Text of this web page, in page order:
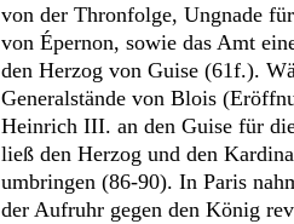
von der Thronfolge, Ungnade
von Épernon, sowie das Amt
den Herzog von Guise (61f.).
Generalstände von Blois
Heinrich III. an den Guise für
ließ den Herzog und den
umbringen (86-90). In Paris
der Aufruhr gegen den König